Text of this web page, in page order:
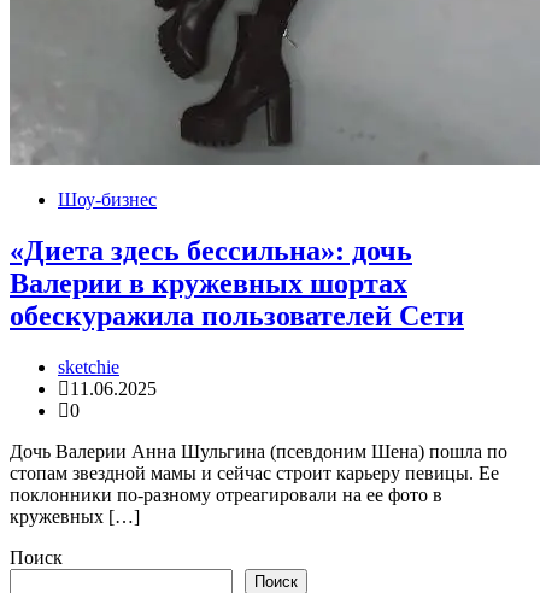
Шоу-бизнес
«Диета здесь бессильна»: дочь
Валерии в кружевных шортах
обескуражила пользователей Сети
sketchie
11.06.2025
0
Дочь Валерии Анна Шульгина (псевдоним Шена) пошла по
стопам звездной мамы и сейчас строит карьеру певицы. Ее
поклонники по-разному отреагировали на ее фото в
кружевных […]
Поиск
Поиск